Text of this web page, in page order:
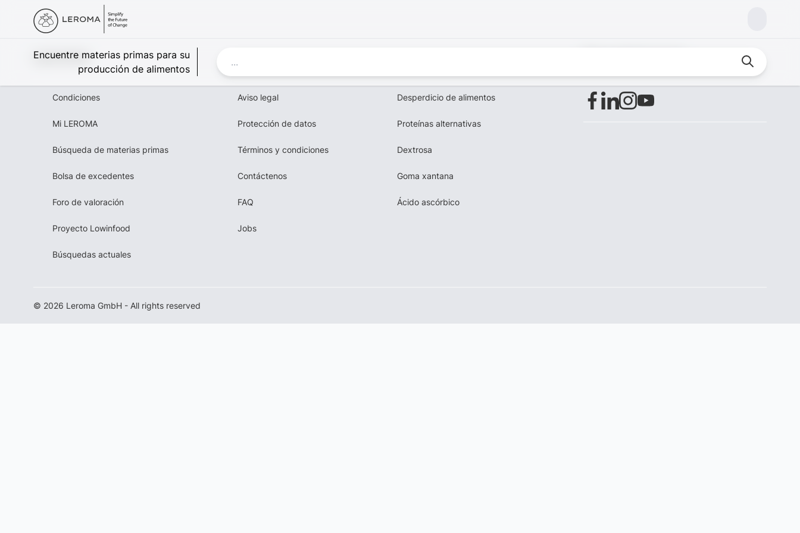
Encuentre materias primas para su
producción de alimentos
Leroma
Condiciones
Mi LEROMA
Búsqueda de materias primas
Bolsa de excedentes
Foro de valoración
Proyecto Lowinfood
Búsquedas actuales
Aviso legal
Protección de datos
Términos y condiciones
Contáctenos
FAQ
Jobs
Desperdicio de alimentos
Proteínas alternativas
Dextrosa
Goma xantana
Ácido ascórbico
© 2026 Leroma GmbH - All rights reserved